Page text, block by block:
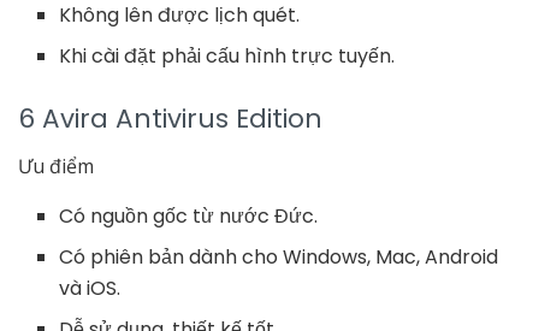
Không lên được lịch quét.
Khi cài đặt phải cấu hình trực tuyến.
6 Avira Antivirus Edition
Ưu điểm
Có nguồn gốc từ nước Đức.
Có phiên bản dành cho Windows, Mac, Android
và iOS.